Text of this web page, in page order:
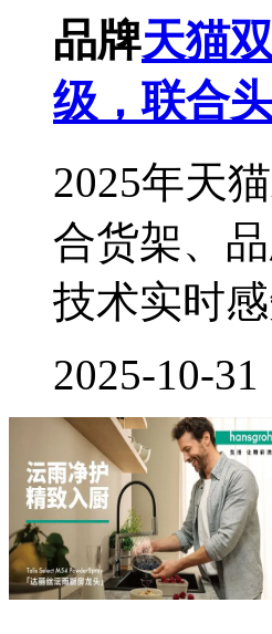
品牌天猫
级，联合
2025年天
合货架、
技术实时
2025-10-31